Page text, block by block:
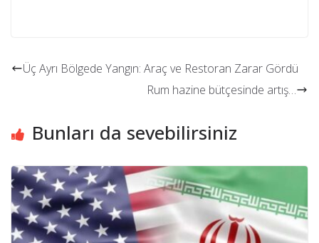
Üç Ayrı Bölgede Yangın: Araç ve Restoran Zarar Gördü
Rum hazine bütçesinde artış…
Bunları da sevebilirsiniz